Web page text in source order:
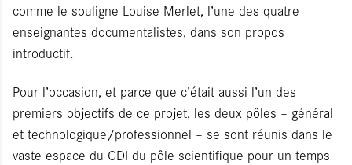
comme le souligne Louise Merlet, l’une des quatre
enseignantes documentalistes, dans son propos
introductif.
Pour l’occasion, et parce que c’était aussi l’un des
premiers objectifs de ce projet, les deux pôles – général
et technologique/professionnel – se sont réunis dans le
vaste espace du CDI du pôle scientifique pour un temps